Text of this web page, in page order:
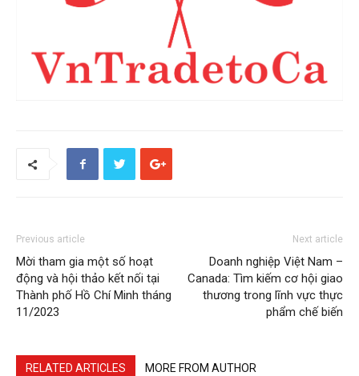
Previous article
Mời tham gia một số hoạt
động và hội thảo kết nối tại
Thành phố Hồ Chí Minh tháng
11/2023
Next article
Doanh nghiệp Việt Nam –
Canada: Tìm kiếm cơ hội giao
thương trong lĩnh vực thực
phẩm chế biến
RELATED ARTICLES MORE FROM AUTHOR